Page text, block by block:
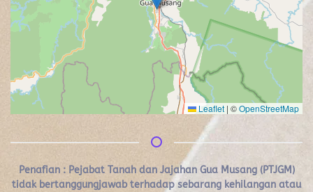
Leaflet | ©OpenStreetMap
Penafian : Pejabat Tanah dan Jajahan Gua Musang (PTJGM)
tidak bertanggungjawab terhadap sebarang kehilangan atau